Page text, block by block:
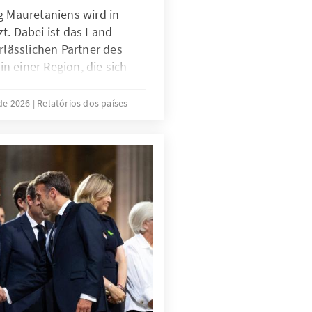
Mauretaniens wird in
Dabei ist das Land
Partner des
einer Region, die sich
Militärherrschaften
Nouakchott auf
Kooperationen
Doch die
schneller wachsen als
Der
deshalb zu einem
zukünftige Stabilität des
2026 Relatórios dos países